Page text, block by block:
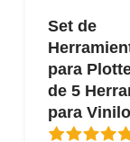
Set de
para
de 5
para Vinilo